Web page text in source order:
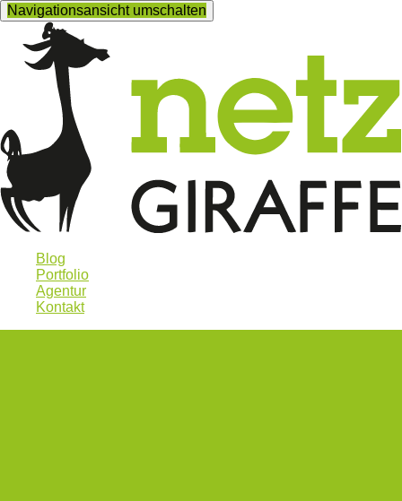
Navigationsansicht umschalten
Blog
Portfolio
Agentur
Kontakt